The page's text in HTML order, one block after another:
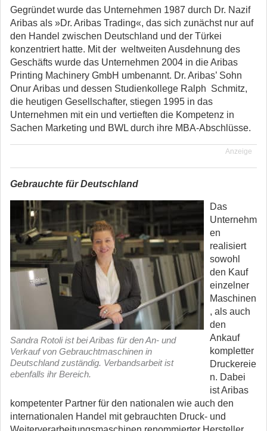
Gegründet wurde das Unternehmen 1987 durch Dr. Nazif
Aribas als »Dr. Aribas Trading«, das sich zunächst nur auf
den Handel zwischen Deutschland und der Türkei
konzentriert hatte. Mit der weltweiten Ausdehnung des
Geschäfts wurde das Unternehmen 2004 in die Aribas
Printing Machinery GmbH umbenannt. Dr. Aribas’ Sohn
Onur Aribas und dessen Studienkollege Ralph Schmitz,
die heutigen Gesellschafter, stiegen 1995 in das
Unternehmen mit ein und vertieften die Kompetenz in
Sachen Marketing und BWL durch ihre MBA-Abschlüsse.
Anzeige
Gebrauchte für Deutschland
Sandra Rotoli ist bei Aribas für den An- und
Verkauf von Gebrauchtmaschinen in
Deutschland zuständig. Verbandsarbeit ist
ebenfalls ihr Bereich.
Das
Unternehm
en
realisiert
sowohl
den Kauf
einzelner
Maschinen
, als auch
den
Ankauf
kompletter
Druckereie
n. Dabei
ist Aribas
kompetenter Partner für den nationalen wie auch den
internationalen Handel mit gebrauchten Druck- und